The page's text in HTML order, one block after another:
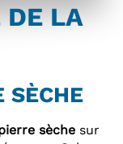
DE LA
SÈCHE
sèche sur